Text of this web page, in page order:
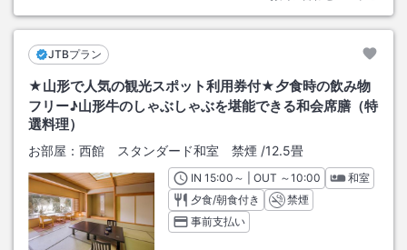
JTBプラン
★山形で人気の観光スポット利用券付★夕食時の飲み物
フリー♪山形牛のしゃぶしゃぶを堪能できる和会席膳（特
選料理）
お部屋： 西館 スタンダード和室 禁煙 /12.5畳
INチェックイン
15:00 ～ | OUT チェックアウト
～10:00
和室
夕食/朝食付き
禁煙
事前支払い